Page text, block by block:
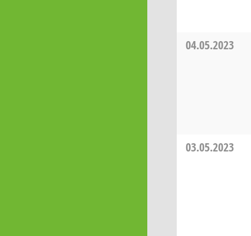
04.05.2023
03.05.2023